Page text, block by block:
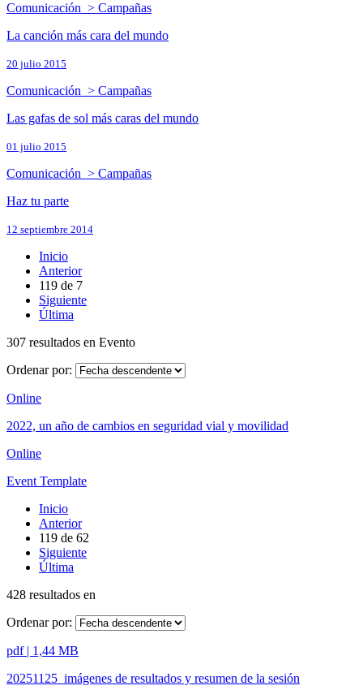
Comunicación > Campañas
La canción más cara del mundo
20 julio 2015
Comunicación > Campañas
Las gafas de sol más caras del mundo
01 julio 2015
Comunicación > Campañas
Haz tu parte
12 septiembre 2014
Inicio
Anterior
119 de 7
Siguiente
Última
307 resultados en Evento
Ordenar por:
Online
2022, un año de cambios en seguridad vial y movilidad
Online
Event Template
Inicio
Anterior
119 de 62
Siguiente
Última
428 resultados en
Ordenar por:
pdf | 1,44 MB
20251125_imágenes de resultados y resumen de la sesión